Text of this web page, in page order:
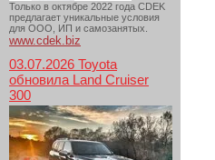
Только в октябре 2022 года CDEK
предлагает уникальные условия
для ООО, ИП и самозанятых.
www.cdek.biz
03.07.2026 Toyota
обновила Land Cruiser
300